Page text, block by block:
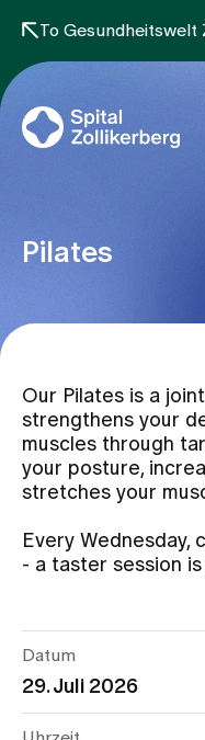
To Gesundheitswelt
Stay
Team
Assigning
About us
Pilates
Our Pilates is a
strengthens your
muscles through
your posture,
stretches your
Every Wednesday,
- a taster session
Datum
29. Juli 2026